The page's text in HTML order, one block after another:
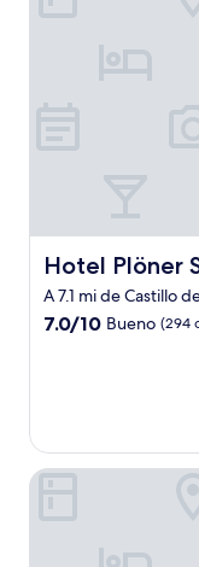
Hotel Plöner
Hotel Plöner See
A 7.1 mi de Castillo
7.0
7.0/10 Bueno (294
Hotel Gran